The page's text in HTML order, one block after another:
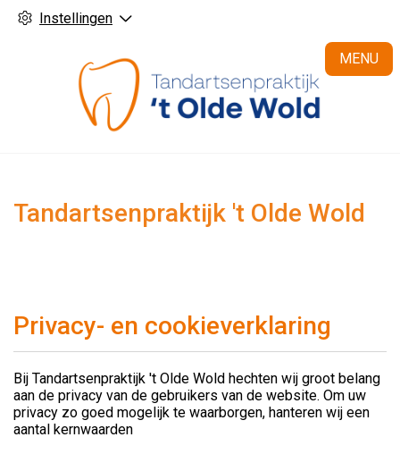
Instellingen
MENU
Tandartsenpraktijk 't Olde Wold
Privacy- en cookieverklaring
Bij Tandartsenpraktijk 't Olde Wold hechten wij groot belang
aan de privacy van de gebruikers van de website. Om uw
privacy zo goed mogelijk te waarborgen, hanteren wij een
aantal kernwaarden